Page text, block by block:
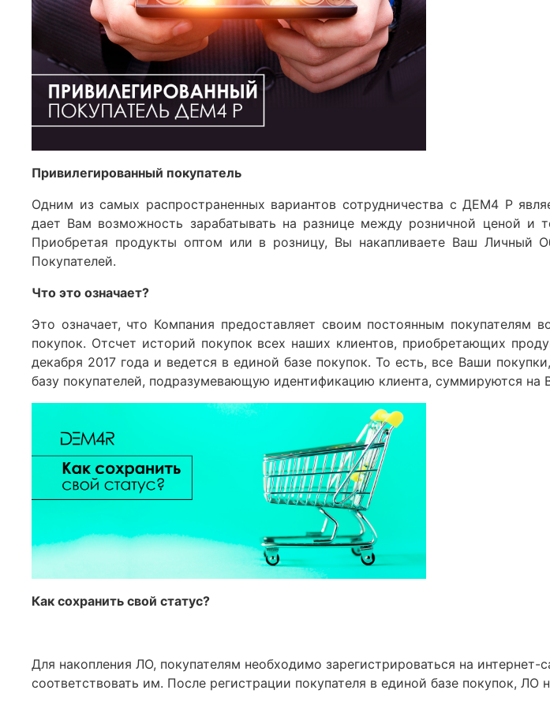
Привилегированный покупатель
Одним из самых распространенных вариантов сотрудничества с ДЕМ4 Р
дает Вам возможность зарабатывать на разнице между розничной ценой
Приобретая продукты оптом или в розницу, Вы накапливаете Ваш Личный
Покупателей.
Что это означает?
Это означает, что Компания предоставляет своим постоянным покупателям
покупок. Отсчет историй покупок всех наших клиентов, приобретающих
декабря 2017 года и ведется в единой базе покупок. То есть, все Ваши
базу покупателей, подразумевающую идентификацию клиента, суммируются
Как сохранить свой статус?
Для накопления ЛО, покупателям необходимо зарегистрироваться на
соответствовать им. После регистрации покупателя в единой базе покупок, ЛО